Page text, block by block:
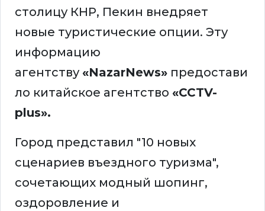
столицу КНР, Пекин внедряет
новые туристические опции. Эту
информацию
агентству «NazarNews» предостави
ло китайское агентство «CCTV-
plus».
Город представил "10 новых
сценариев въездного туризма",
сочетающих модный шопинг,
оздоровление и